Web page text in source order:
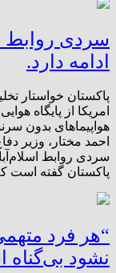
سردی روابط
ادامه دارد.
پاکستان خواستار
امریکا از پایگاه
هواپیماهای بدون
احمد مختار، وزیر
سردی روابط
پاکستان گفته است
“هر فرد
نشود